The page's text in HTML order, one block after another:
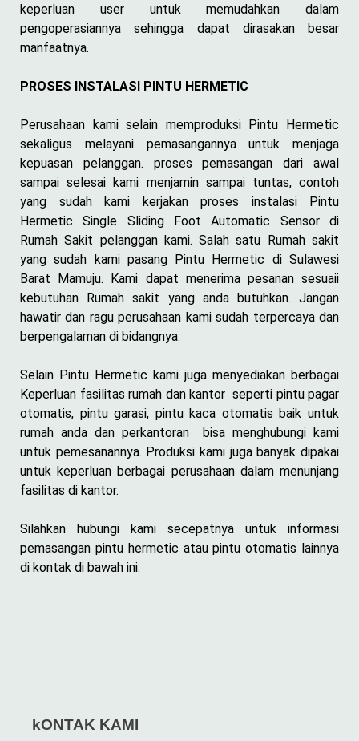
keperluan user untuk memudahkan dalam
pengoperasiannya sehingga dapat dirasakan besar
manfaatnya.
PROSES INSTALASI PINTU HERMETIC
Perusahaan kami selain memproduksi Pintu Hermetic
sekaligus melayani pemasangannya untuk menjaga
kepuasan pelanggan. proses pemasangan dari awal
sampai selesai kami menjamin sampai tuntas, contoh
yang sudah kami kerjakan proses instalasi Pintu
Hermetic Single Sliding Foot Automatic Sensor di
Rumah Sakit pelanggan kami. Salah satu Rumah sakit
yang sudah kami pasang Pintu Hermetic di Sulawesi
Barat Mamuju. Kami dapat menerima pesanan sesuaii
kebutuhan Rumah sakit yang anda butuhkan. Jangan
hawatir dan ragu perusahaan kami sudah terpercaya dan
berpengalaman di bidangnya.
Selain Pintu Hermetic kami juga menyediakan berbagai
Keperluan fasilitas rumah dan kantor seperti pintu pagar
otomatis, pintu garasi, pintu kaca otomatis baik untuk
rumah anda dan perkantoran bisa menghubungi kami
untuk pemesanannya. Produksi kami juga banyak dipakai
untuk keperluan berbagai perusahaan dalam menunjang
fasilitas di kantor.
Silahkan hubungi kami secepatnya untuk informasi
pemasangan pintu hermetic atau pintu otomatis lainnya
di kontak di bawah ini:
kONTAK KAMI